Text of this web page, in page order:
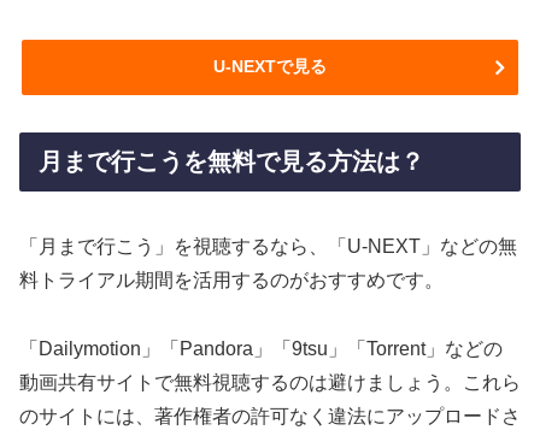
U-NEXTで見る
月まで行こうを無料で見る方法は？
「月まで行こう」を視聴するなら、「U-NEXT」などの無
料トライアル期間を活用するのがおすすめです。
「Dailymotion」「Pandora」「9tsu」「Torrent」などの
動画共有サイトで無料視聴するのは避けましょう。これら
のサイトには、著作権者の許可なく違法にアップロードさ